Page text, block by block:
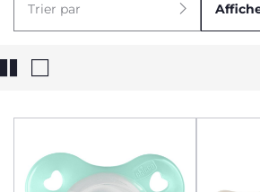
Trier par